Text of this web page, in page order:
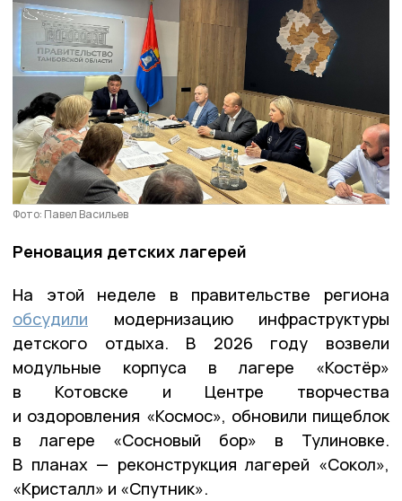
Фото: Павел Васильев
Реновация детских лагерей
На этой неделе в правительстве региона
обсудили модернизацию инфраструктуры
детского отдыха. В 2026 году возвели
модульные корпуса в лагере «Костёр»
в Котовске и Центре творчества
и оздоровления «Космос», обновили пищеблок
в лагере «Сосновый бор» в Тулиновке.
В планах — реконструкция лагерей «Сокол»,
«Кристалл» и «Спутник».